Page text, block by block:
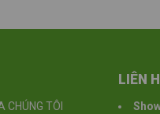
CHÚNG TÔI
LIÊN